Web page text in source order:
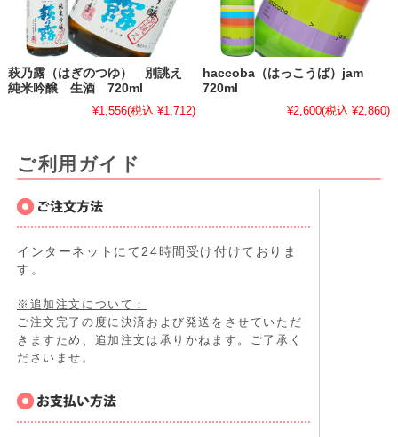
萩乃露（はぎのつゆ） 別誂え
純米吟醸 生酒 720ml
¥1,556(税込 ¥1,712)
haccoba（はっこうば）jam
720ml
¥2,600(税込 ¥2,860)
ご利用ガイド
インターネットにて24時間受け付けておりま
す。
※追加注文について：
ご注文完了の度に決済および発送をさせていただ
きますため、追加注文は承りかねます。ご了承く
ださいませ。